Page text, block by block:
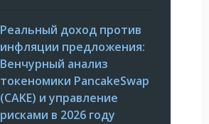
Реальный доход против
инфляции предложения:
Венчурный анализ
токеномики PancakeSwap
(CAKE) и управление
рисками в 2026 году